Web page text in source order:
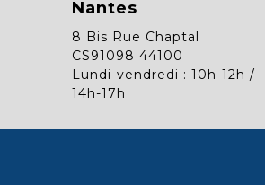
Nantes
8 Bis Rue Chaptal
CS91098 44100
Lundi-vendredi : 10h-12h /
14h-17h